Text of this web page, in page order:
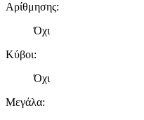
Αρίθμησης:
Όχι
Κύβοι:
Όχι
Μεγάλα: